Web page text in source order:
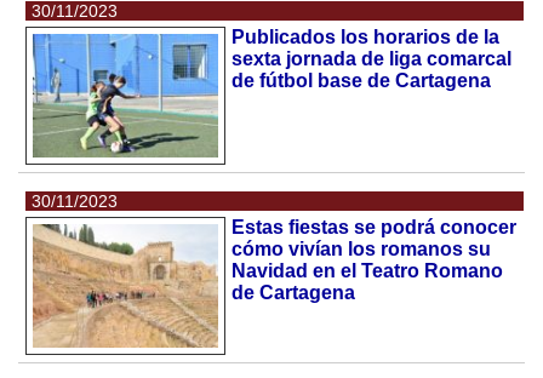
30/11/2023
Publicados los horarios de la
sexta jornada de liga comarcal
de fútbol base de Cartagena
30/11/2023
Estas fiestas se podrá conocer
cómo vivían los romanos su
Navidad en el Teatro Romano
de Cartagena